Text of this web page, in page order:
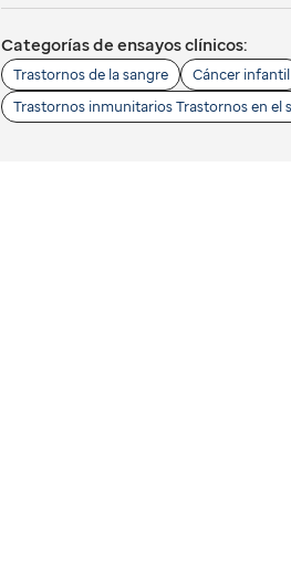
Categorías de ensayos clínicos:
Trastornos de la sangre
Cáncer infantil